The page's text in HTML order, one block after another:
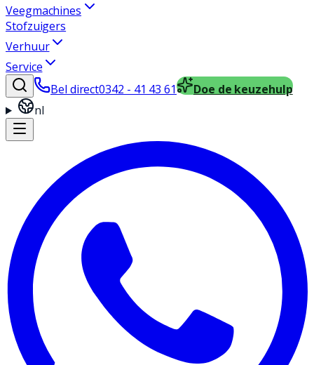
Veegmachines
Stofzuigers
Verhuur
Service
Bel direct0342 - 41 43 61
Doe de keuzehulp
nl